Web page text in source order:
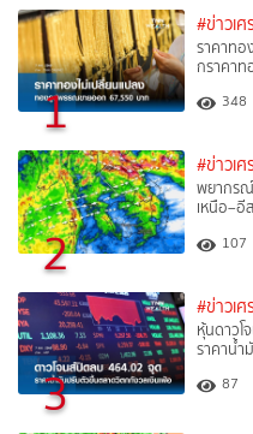
1
#ข่าวเ
ราคาทอ
กราคาท
348
2
#ข่าวเ
พยากร
เหนือ–
107
3
#ข่าวเ
หุ้นดาวโ
ราคาน้ำ
87